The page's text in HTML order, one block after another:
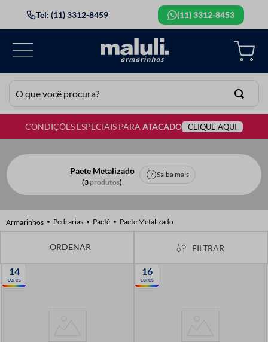
Tel: (11) 3312-8459 (11) 3312-8453
O que você procura?
CONDIÇÕES ESPECIAIS PARAATACADO CLIQUE AQUI
Paete Metalizado
3 produtos
Saiba mais
Pedrarias Paetê Paete Metalizado
FILTRAR
14
cores
16
cores
TERMOS MAIS BUSCADOS
4º
elastico
5º
renda
ziper
7
fita cetim
passamanaria